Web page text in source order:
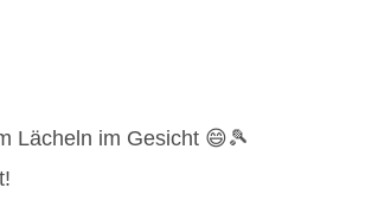
Lächeln im Gesicht 😄🎾